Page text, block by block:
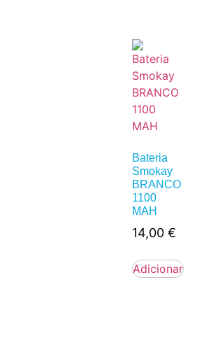
Bateria
Smokay
BRANCO
1100
MAH
14,00 €
Adicionar